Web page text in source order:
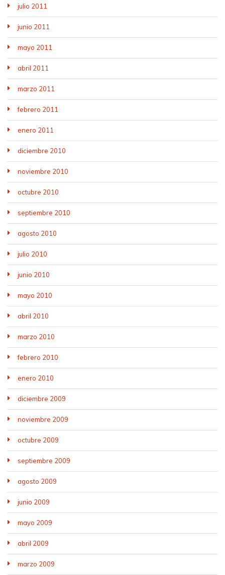
julio 2011
junio 2011
mayo 2011
abril 2011
marzo 2011
febrero 2011
enero 2011
diciembre 2010
noviembre 2010
octubre 2010
septiembre 2010
agosto 2010
julio 2010
junio 2010
mayo 2010
abril 2010
marzo 2010
febrero 2010
enero 2010
diciembre 2009
noviembre 2009
octubre 2009
septiembre 2009
agosto 2009
junio 2009
mayo 2009
abril 2009
marzo 2009